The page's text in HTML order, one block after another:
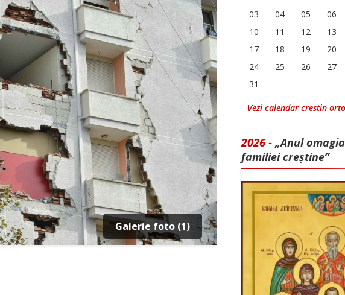
Galerie foto (1)
03
04 05 06
10
11 12 13
17
18 19 20
24
25 26 27
31
Vezi calendar crestin
2026 - „Anul
familiei creștine”